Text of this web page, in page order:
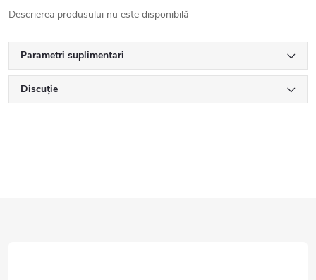
Descrierea produsului nu este disponibilă
Parametri suplimentari
Discuţie